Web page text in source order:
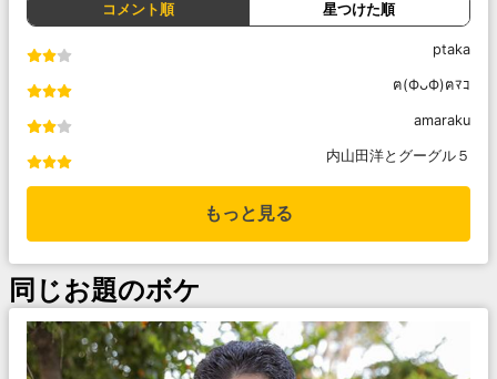
コメント順 星つけた順
ptaka
ฅ(ФᴗФ)ฅﾏｺ
amaraku
内山田洋とグーグル５
もっと見る
同じお題のボケ